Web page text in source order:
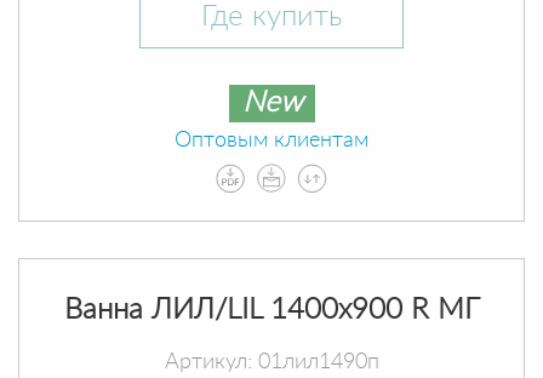
Где купить
New
Оптовым клиентам
Ванна ЛИЛ/LIL 1400х900 R МГ
Артикул: 01лил1490п